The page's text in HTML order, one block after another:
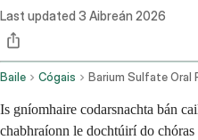
Last updated 3 Aibreán 2026
Baile Cógais Barium Sulfate Oral
Is gníomhaire codarsnachta bán
chabhraíonn le dochtúirí do